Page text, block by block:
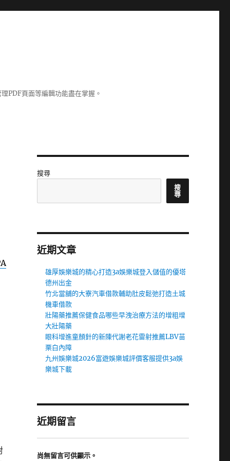
PDF頁面等編輯功能盡在掌握。
搜尋
搜
尋
近期文章
雄厚娛樂城的精心打造3a娛樂城登入儲值的優塔
德州出金
竹北當舖的大寮汽車借款輔助肚皮鬆弛打造土城
機車借款
壯陽藥推薦保健食品哪些早洩治療方法的增粗增
大壯陽藥
眼科增進童顏針的新陳代謝老花雷射推薦LBV苗
栗白內障
九州娛樂城2026富遊娛樂城評價客服提供3a娛
樂城下載
近期留言
尚無留言可供顯示。